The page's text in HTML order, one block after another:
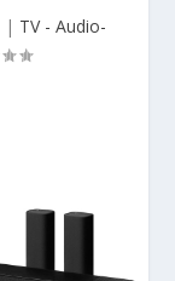
| TV - Audio-